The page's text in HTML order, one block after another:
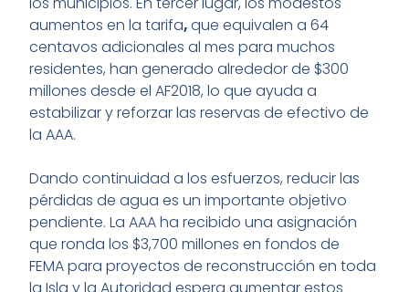
aumentos en la tarifa,que equivalen a 64
centavos adicionales al mes para muchos
residentes, han generado alrededor de $300
millones desde el AF2018, lo que ayuda a
estabilizar y reforzar las reservas de efectivo de
la AAA.
Dando continuidad a los esfuerzos, reducir las
pérdidas de agua es un importante objetivo
pendiente. La AAA ha recibido una asignación
que ronda los $3,700 millones en fondos de
FEMA para proyectos de reconstrucción en toda